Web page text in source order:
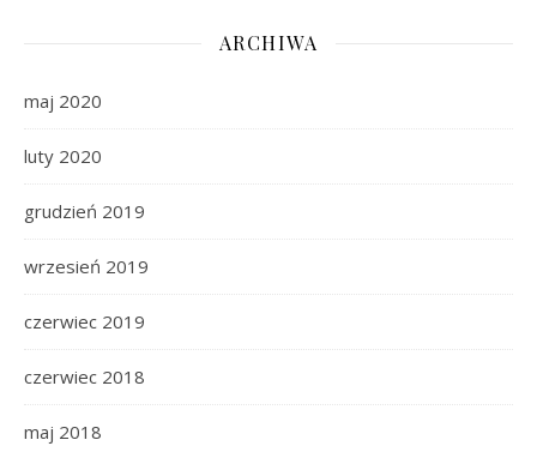
ARCHIWA
maj 2020
luty 2020
grudzień 2019
wrzesień 2019
czerwiec 2019
czerwiec 2018
maj 2018